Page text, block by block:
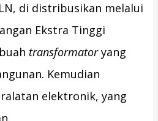
di distribusikan melalui
Ekstra Tinggi
transformatoryang
Kemudian
elektronik, yang